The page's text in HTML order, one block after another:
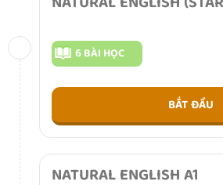
6 BÀI HỌC
BẮT ĐẦU
NATURAL ENGLISH A1